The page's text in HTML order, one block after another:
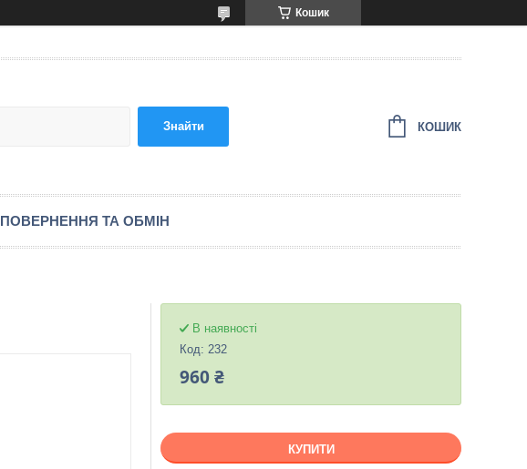
Кошик
Знайти КОШИК
ПОВЕРНЕННЯ ТА ОБМІН
В наявності
Код: 232
960 ₴
КУПИТИ